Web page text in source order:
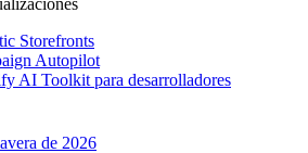
Storefronts
Autopilot
AI Toolkit para desarrolladores
de 2026